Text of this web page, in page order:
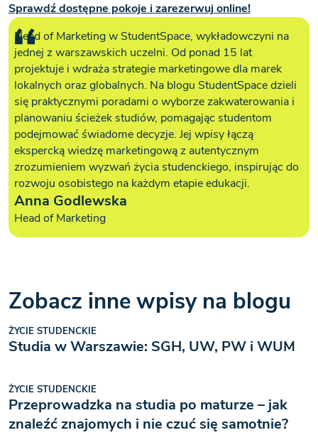
Sprawdź dostępne pokoje i zarezerwuj online!
Head of Marketing w StudentSpace, wykładowczyni na
jednej z warszawskich uczelni. Od ponad 15 lat
projektuje i wdraża strategie marketingowe dla marek
lokalnych oraz globalnych. Na blogu StudentSpace dzieli
się praktycznymi poradami o wyborze zakwaterowania i
planowaniu ścieżek studiów, pomagając studentom
podejmować świadome decyzje. Jej wpisy łączą
ekspercką wiedzę marketingową z autentycznym
zrozumieniem wyzwań życia studenckiego, inspirując do
rozwoju osobistego na każdym etapie edukacji.
Anna Godlewska
Head of Marketing
Zobacz inne wpisy na blogu
ŻYCIE STUDENCKIE
Studia w Warszawie: SGH, UW, PW i WUM
ŻYCIE STUDENCKIE
Przeprowadzka na studia po maturze – jak
znaleźć znajomych i nie czuć się samotnie?